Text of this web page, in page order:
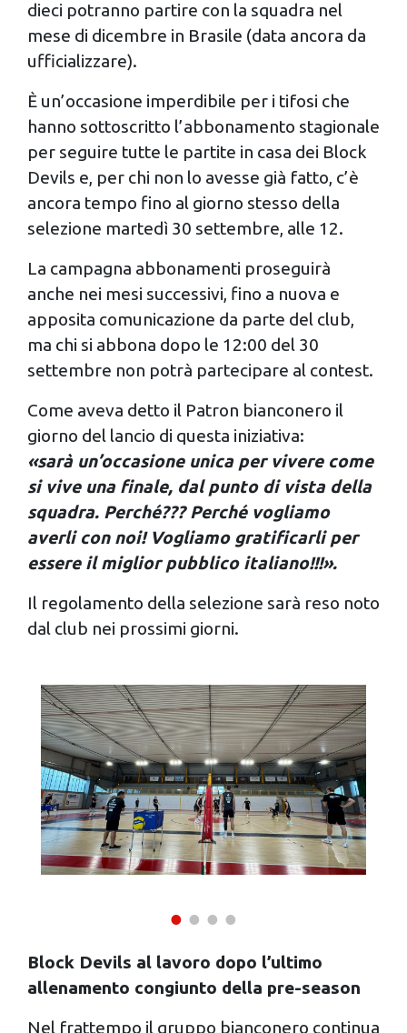
modificare o ritirare il tuo consenso in qualsiasi momento
dalla Dichiarazione sui cookie.
annunci, per fornire funzionalità dei social media e per
analizzare il nostro traffico. Condividiamo inoltre
informazioni sul modo in cui utilizzi il nostro sito con i
nostri partner che si occupano di analisi dei dati web,
pubblicità e social media, i quali potrebbero combinarle
con altre informazioni che hai fornito loro o che hanno
raccolto dal tuo utilizzo dei loro servizi.
dieci potranno partire con la squadra nel
mese di dicembre in Brasile (data ancora da
ufficializzare).
È un’occasione imperdibile per i tifosi che
hanno sottoscritto l’abbonamento stagionale
per seguire tutte le partite in casa dei Block
Devils e, per chi non lo avesse già fatto, c’è
ancora tempo fino al giorno stesso della
selezione martedì 30 settembre, alle 12.
La campagna abbonamenti proseguirà
anche nei mesi successivi, fino a nuova e
apposita comunicazione da parte del club,
ma chi si abbona dopo le 12:00 del 30
settembre non potrà partecipare al contest.
Come aveva detto il Patron bianconero il
giorno del lancio di questa iniziativa:
«sarà un’occasione unica per vivere come
si vive una finale, dal punto di vista della
squadra. Perché??? Perché vogliamo
averli con noi! Vogliamo gratificarli per
essere il miglior pubblico italiano!!!».
Il regolamento della selezione sarà reso noto
dal club nei prossimi giorni.
Block Devils al lavoro dopo l’ultimo
allenamento congiunto della pre-season
Nel frattempo il gruppo bianconero continua